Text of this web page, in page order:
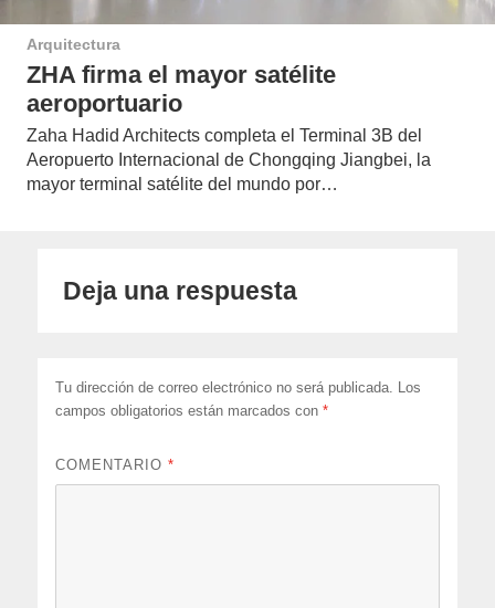
Arquitectura
ZHA firma el mayor satélite
aeroportuario
Zaha Hadid Architects completa el Terminal 3B del
Aeropuerto Internacional de Chongqing Jiangbei, la
mayor terminal satélite del mundo por…
Deja una respuesta
Tu dirección de correo electrónico no será publicada. Los
campos obligatorios están marcados con*
COMENTARIO*